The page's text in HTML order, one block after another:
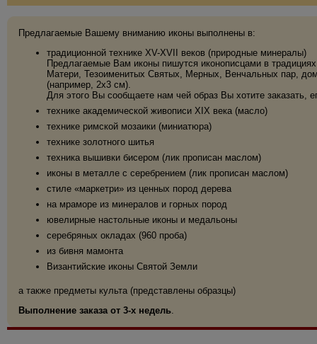
Предлагаемые Вашему вниманию иконы выполнены в:
традиционной технике XV-XVII веков (природные минералы)
Предлагаемые Вам иконы пишутся иконописцами в
Матери, Тезоименитых Святых, Мерных, Венчальных пар,
(например, 2х3 см).
Для этого Вы сообщаете нам чей образ Вы хотите заказать,
технике академической живописи XIX века (масло)
технике римской мозаики (миниатюра)
технике золотного шитья
техника вышивки бисером (лик прописан маслом)
иконы в металле с серебрением (лик прописан маслом)
стиле «маркетри» из ценных пород дерева
на мраморе из минералов и горных пород
ювелирные настольные иконы и медальоны
серебряных окладах (960 проба)
из бивня мамонта
Византийские иконы Святой Земли
а также предметы культа (представлены образцы)
Выполнение заказа от 3-х недель.